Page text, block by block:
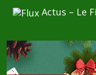
Actus – Le